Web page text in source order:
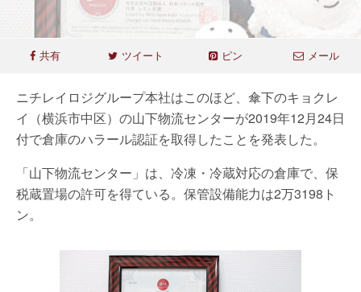
共有 ツイート ピン メール
ニチレイロジグループ本社はこのほど、傘下のキョクレ
イ（横浜市中区）の山下物流センターが2019年12月24日
付で倉庫のハラール認証を取得したことを発表した。
「山下物流センター」は、冷凍・冷蔵対応の倉庫で、保
税蔵置場の許可を得ている。保管設備能力は2万3198ト
ン。